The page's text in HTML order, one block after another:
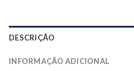
DESCRIÇÃO
INFORMAÇÃO ADICIONAL